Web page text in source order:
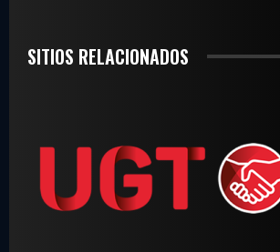
SITIOS RELACIONADOS